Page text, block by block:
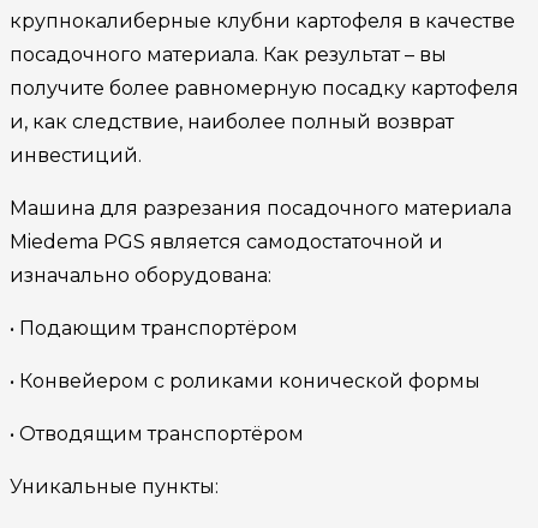
крупнокалиберные клубни картофеля в качестве
посадочного материала. Как результат – вы
получите более равномерную посадку картофеля
и, как следствие, наиболее полный возврат
инвестиций.
Машина для разрезания посадочного материала
Miedema PGS является самодостаточной и
изначально оборудована:
• Подающим транспортёром
• Конвейером с роликами конической формы
• Отводящим транспортёром
Уникальные пункты: